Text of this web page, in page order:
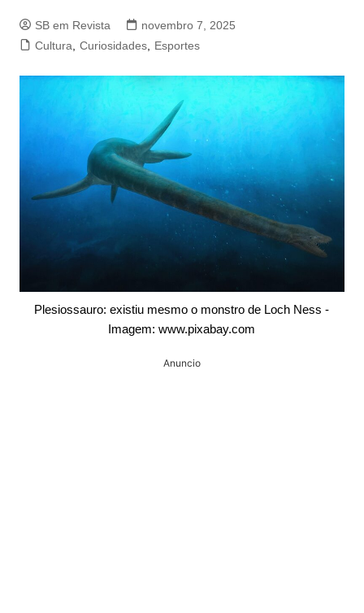
SB em Revista
novembro 7, 2025
Cultura
Curiosidades, Esportes
Plesiossauro: existiu mesmo o monstro de Loch Ness -
Imagem: www.pixabay.com
Anuncio